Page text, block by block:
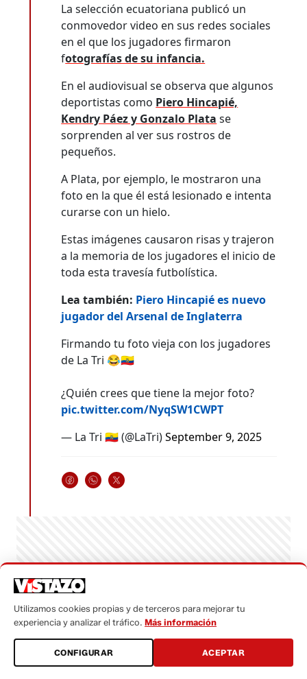
La selección ecuatoriana publicó un
conmovedor video en sus redes sociales
en el que los jugadores firmaron
fotografías de su infancia.
En el audiovisual se observa que algunos
deportistas como Piero Hincapié,
Kendry Páez y Gonzalo Plata se
sorprenden al ver sus rostros de
pequeños.
A Plata, por ejemplo, le mostraron una
foto en la que él está lesionado e intenta
curarse con un hielo.
Estas imágenes causaron risas y trajeron
a la memoria de los jugadores el inicio de
toda esta travesía futbolística.
Lea también: Piero Hincapié es nuevo
jugador del Arsenal de Inglaterra
Firmando tu foto vieja con los jugadores
de La Tri 😂🇪🇨
¿Quién crees que tiene la mejor foto?
pic.twitter.com/NyqSW1CWPT
— La Tri 🇪🇨 (@LaTri)September 9, 2025
Utilizamos cookies propias y de terceros para mejorar tu
experiencia y analizar el tráfico. Más información
CONFIGURAR ACEPTAR